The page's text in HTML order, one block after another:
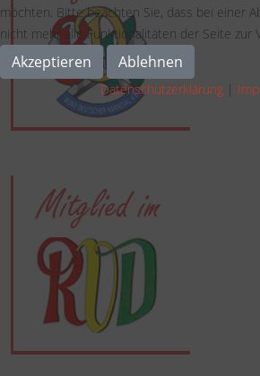
möchten. Bitte beachten Sie, dass bei einer
nicht mehr alle Funktionalitäten der Seite zur
Akzeptieren Ablehnen
Datenschutzerklärung |